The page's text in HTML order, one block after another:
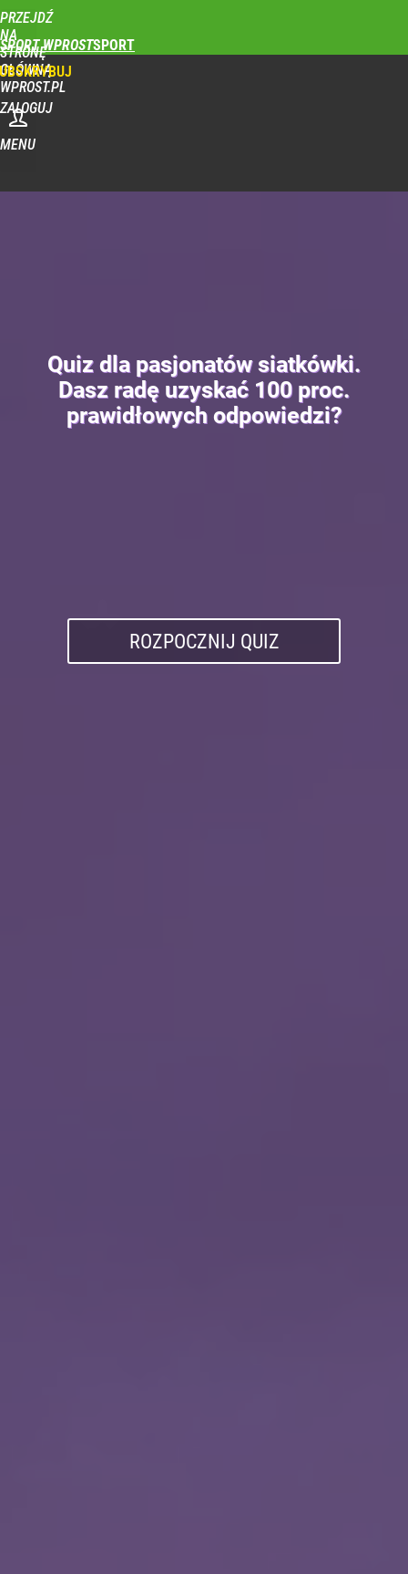
PRZEJDŹ
NA
STRONĘ
GŁÓWNĄ
WPROST.PL
SPORT WPROST
ZALOGUJ
MENU
Quiz dla pasjonatów siatkówki.
Dasz radę uzyskać 100 proc.
prawidłowych odpowiedzi?
ROZPOCZNIJ QUIZ